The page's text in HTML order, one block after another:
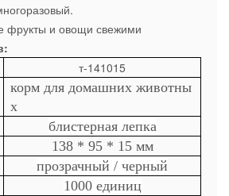
фрукты и овощи свежими
т-141015
корм для домашних животны
х
блистерная лепка
138 * 95 * 15 мм
прозрачный / черный
1000 единиц